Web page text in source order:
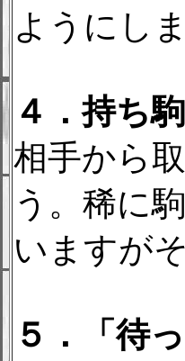
ようにし
４．持ち
相手から
う。稀に
いますが
５．「待